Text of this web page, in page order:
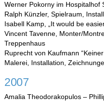
Werner Pokorny im Hospitalhof
Ralph Künzler, Spielraum,
Isabell Kamp, „It would be
Vincent Tavenne, Monter/
Treppenhaus
Ruprecht von Kaufmann
Malerei, Installation,
2007
Amalia Theodorakopulos –